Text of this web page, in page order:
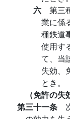
六 第三
業に係
種鉄道
使用す
て、当
失効、
とき。
（免許の失
第三十一条